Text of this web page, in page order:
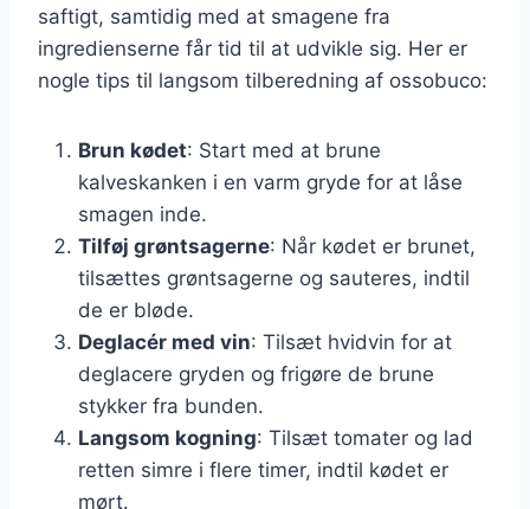
saftigt, samtidig med at smagene fra
ingredienserne får tid til at udvikle sig. Her er
nogle tips til langsom tilberedning af ossobuco:
Brun kødet: Start med at brune
kalveskanken i en varm gryde for at låse
smagen inde.
Tilføj grøntsagerne: Når kødet er brunet,
tilsættes grøntsagerne og sauteres, indtil
de er bløde.
Deglacér med vin: Tilsæt hvidvin for at
deglacere gryden og frigøre de brune
stykker fra bunden.
Langsom kogning: Tilsæt tomater og lad
retten simre i flere timer, indtil kødet er
mørt.